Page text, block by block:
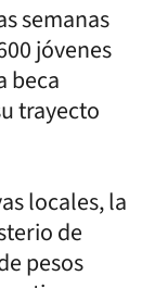
semanas
jóvenes
beca
trayecto
locales, la
de
pesos